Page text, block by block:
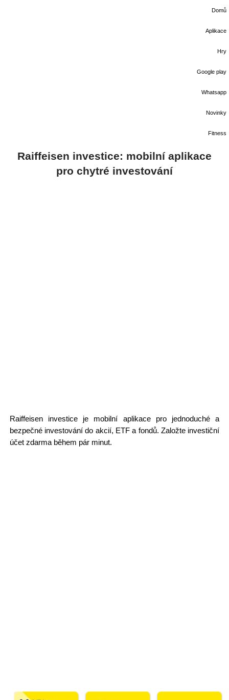
Domů
Aplikace
Hry
Google play
Whatsapp
Novinky
Fitness
Raiffeisen investice: mobilní aplikace
pro chytré investování
Raiffeisen investice je mobilní aplikace pro jednoduché a
bezpečné investování do akcií, ETF a fondů. Založte investiční
účet zdarma během pár minut.